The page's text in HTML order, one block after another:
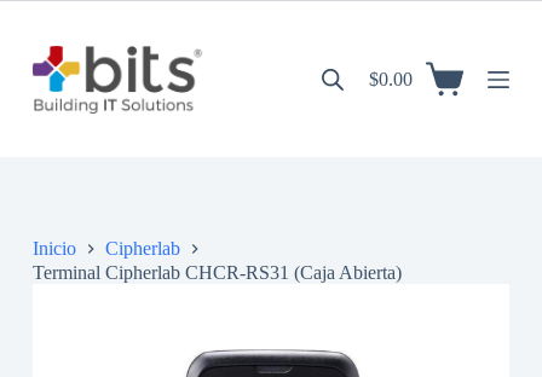
n
$0.00
Inicio
Cipherlab
Terminal Cipherlab CHCR-RS31 (Caja Abierta)